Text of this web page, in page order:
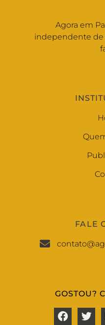
Agora em
independente de
FALE
GOSTOU?